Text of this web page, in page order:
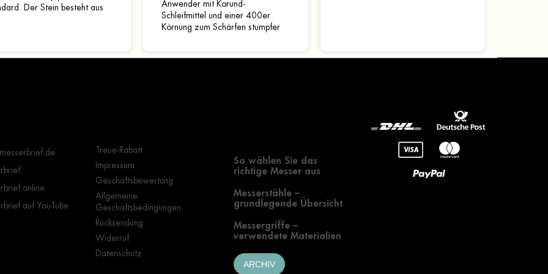
Der Stein besteht aus
Anwender mit Korund-
Schleifmittel und einer 400er
Körnung zum Schärfen stumpfer
messerbrief.de
auf YouTube
Treue-Rabatt
Impressum
Geschäftsbewertung
Allgemeine
Geschäftsbedingungen
Rücksendung
Widerruf
Datenschutz
So wählen Sie das
richtige Messer aus
Messerstähle –
grundlegende Übersicht
Messergriffe –
verwendete Materialien
ARCHIV